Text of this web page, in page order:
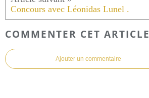
Concours avec Léonidas Lunel .
COMMENTER CET ARTICLE
Ajouter un commentaire